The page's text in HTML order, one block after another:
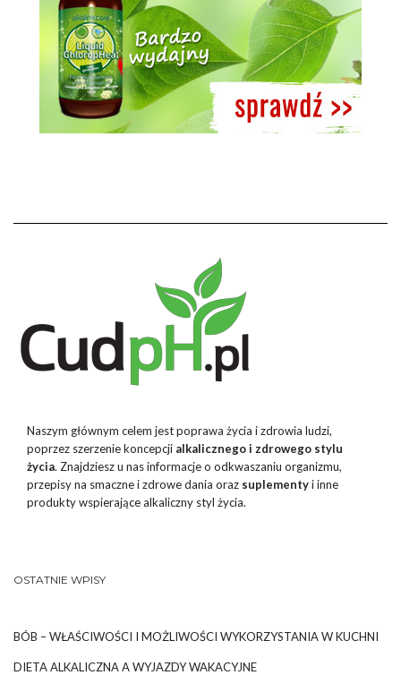
Naszym głównym celem jest poprawa życia i zdrowia ludzi,
poprzez szerzenie koncepcji alkalicznego i zdrowego stylu
życia. Znajdziesz u nas informacje o odkwaszaniu organizmu,
przepisy na smaczne i zdrowe dania oraz suplementyi inne
produkty wspierające alkaliczny styl życia.
OSTATNIE WPISY
BÓB – WŁAŚCIWOŚCI I MOŻLIWOŚCI WYKORZYSTANIA W KUCHNI
DIETA ALKALICZNA A WYJAZDY WAKACYJNE